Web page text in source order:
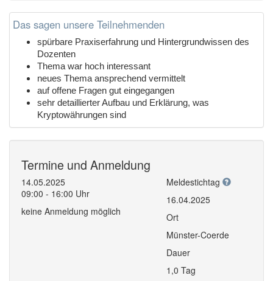
Das sagen unsere Teilnehmenden
spürbare Praxiserfahrung und Hintergrundwissen des
Dozenten
Thema war hoch interessant
neues Thema ansprechend vermittelt
auf offene Fragen gut eingegangen
sehr detaillierter Aufbau und Erklärung, was
Kryptowährungen sind
Termine und Anmeldung
14.05.2025
09:00 - 16:00 Uhr
keine Anmeldung möglich
Meldestichtag
16.04.2025
Ort
Münster-Coerde
Dauer
1,0 Tag